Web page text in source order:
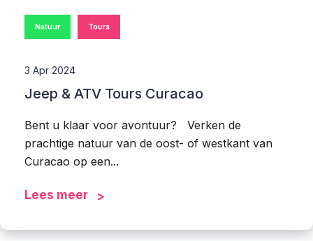
Natuur Tours
3 Apr 2024
Jeep & ATV Tours Curacao
Bent u klaar voor avontuur? Verken de
prachtige natuur van de oost- of westkant van
Curacao op een...
Lees meer